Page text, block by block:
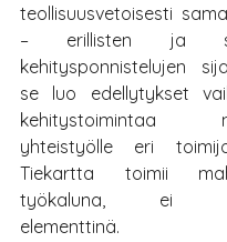
teollisuusvetoisesti
– erillisten ja
kehitysponnistelujen
se luo edellytykset
kehitystoimintaa
yhteistyölle eri
Tiekartta toimii
työkaluna, ei
elementtinä.